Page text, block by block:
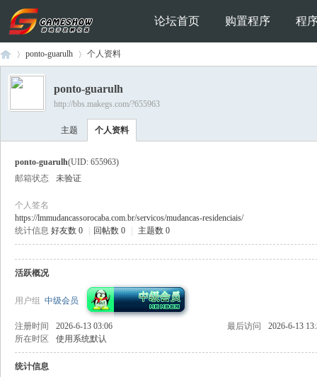
论坛首页 购置程序 程
›
ponto-guarulh 个人资料
ponto-guarulh
http://bbs.makegs.com/?655963
主题 个人资料
ponto-guarulh(UID: 655963)
邮箱状态
未验证
个人签名
https://lmmudancassorocaba.com.br/servicos/mudancas-residenciais/
统计信息 好友数 0 回帖数 0 主题数 0
活跃概况
用户组 中级会员
注册时间 2026-6-13 03:06 最后访问
2026-6-13
所在时区
使用系统默认
统计信息